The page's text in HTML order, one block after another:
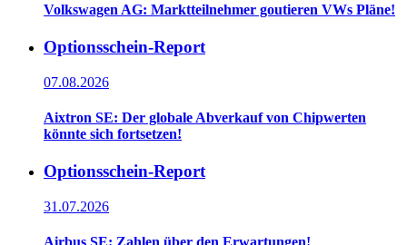
Volkswagen AG: Marktteilnehmer goutieren VWs Pläne!
Optionsschein-Report
07.08.2026
Aixtron SE: Der globale Abverkauf von Chipwerten
könnte sich fortsetzen!
Optionsschein-Report
31.07.2026